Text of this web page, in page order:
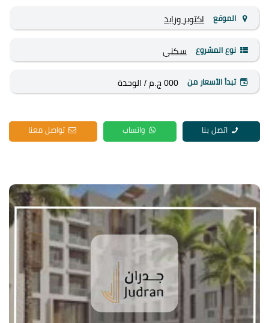
الموقع اكتوبر وزايد
نوع المشروع سكني
تبدأ الأسعار من 000 ج.م / الوحدة
اتصل بنا واتساب تواصل معنا